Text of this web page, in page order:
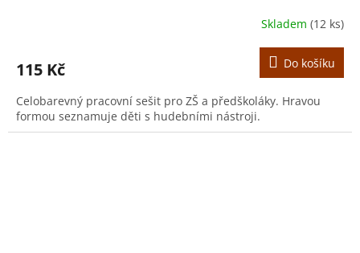
Skladem (12 ks)
115 Kč Do košíku
Celobarevný pracovní sešit pro ZŠ a předškoláky. Hravou
formou seznamuje děti s hudebními nástroji.